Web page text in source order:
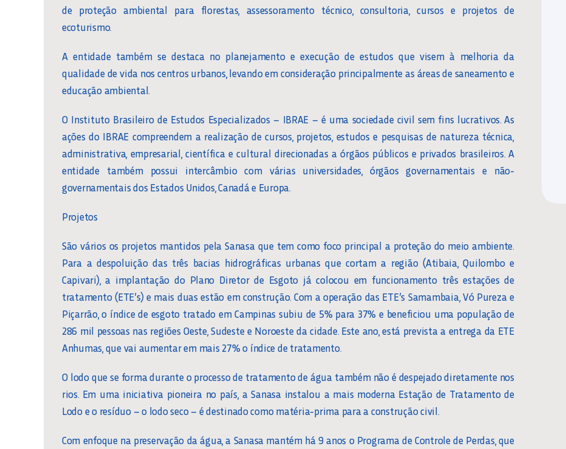
de proteção ambiental para florestas, assessoramento técnico, consultoria, cursos e projetos de
ecoturismo.
A entidade também se destaca no planejamento e execução de estudos que visem à melhoria da
qualidade de vida nos centros urbanos, levando em consideração principalmente as áreas de saneamento e
educação ambiental.
O Instituto Brasileiro de Estudos Especializados – IBRAE – é uma sociedade civil sem fins lucrativos. As
ações do IBRAE compreendem a realização de cursos, projetos, estudos e pesquisas de natureza técnica,
administrativa, empresarial, científica e cultural direcionadas a órgãos públicos e privados brasileiros. A
entidade também possui intercâmbio com várias universidades, órgãos governamentais e não-
governamentais dos Estados Unidos, Canadá e Europa.
Projetos
São vários os projetos mantidos pela Sanasa que tem como foco principal a proteção do meio ambiente.
Para a despoluição das três bacias hidrográficas urbanas que cortam a região (Atibaia, Quilombo e
Capivari), a implantação do Plano Diretor de Esgoto já colocou em funcionamento três estações de
tratamento (ETE’s) e mais duas estão em construção. Com a operação das ETE’s Samambaia, Vó Pureza e
Piçarrão, o índice de esgoto tratado em Campinas subiu de 5% para 37% e beneficiou uma população de
286 mil pessoas nas regiões Oeste, Sudeste e Noroeste da cidade. Este ano, está prevista a entrega da ETE
Anhumas, que vai aumentar em mais 27% o índice de tratamento.
O lodo que se forma durante o processo de tratamento de água também não é despejado diretamente nos
rios. Em uma iniciativa pioneira no país, a Sanasa instalou a mais moderna Estação de Tratamento de
Lodo e o resíduo – o lodo seco – é destinado como matéria-prima para a construção civil.
Com enfoque na preservação da água, a Sanasa mantém há 9 anos o Programa de Controle de Perdas, que